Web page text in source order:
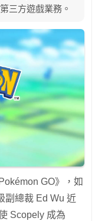
三方遊戲業務。
GO》，如
副總裁 Ed Wu 近
Scopely 成為